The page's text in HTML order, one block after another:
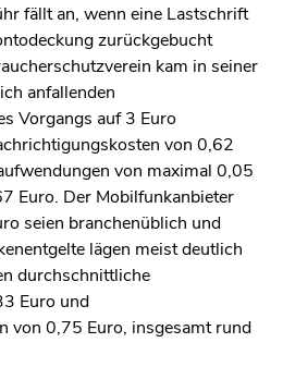
fällt an, wenn eine Lastschrift
zurückgebucht
kam in seiner
anfallenden
Vorgangs auf 3 Euro
von 0,62
von maximal 0,05
Euro. Der Mobilfunkanbieter
seien branchenüblich und
lägen meist deutlich
durchschnittliche
Euro und
von 0,75 Euro, insgesamt rund